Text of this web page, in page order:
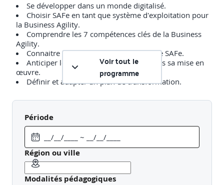
Se développer dans un monde digitalisé.
Choisir SAFe en tant que système d'exploitation pour
la Business Agility.
Comprendre les 7 compétences clés de la Business
Agility.
Connaitre le concept et les exigences de SAFe.
Anticiper les problèmes rencontrés dans sa mise en
œuvre.
Définir et adapter un plan de transformation.
La transformation Lean-Agile
Comprendre ce qu'est la pensée Lean-Agile.
Connaitre le manifeste Agile.
Comprendre les 9 principes de SAFe.
Fusionner le Lean et l'agilité en appliquant les
principes SAFe.
Voir tout le
programme
Période
Région ou ville
Modalités pédagogiques